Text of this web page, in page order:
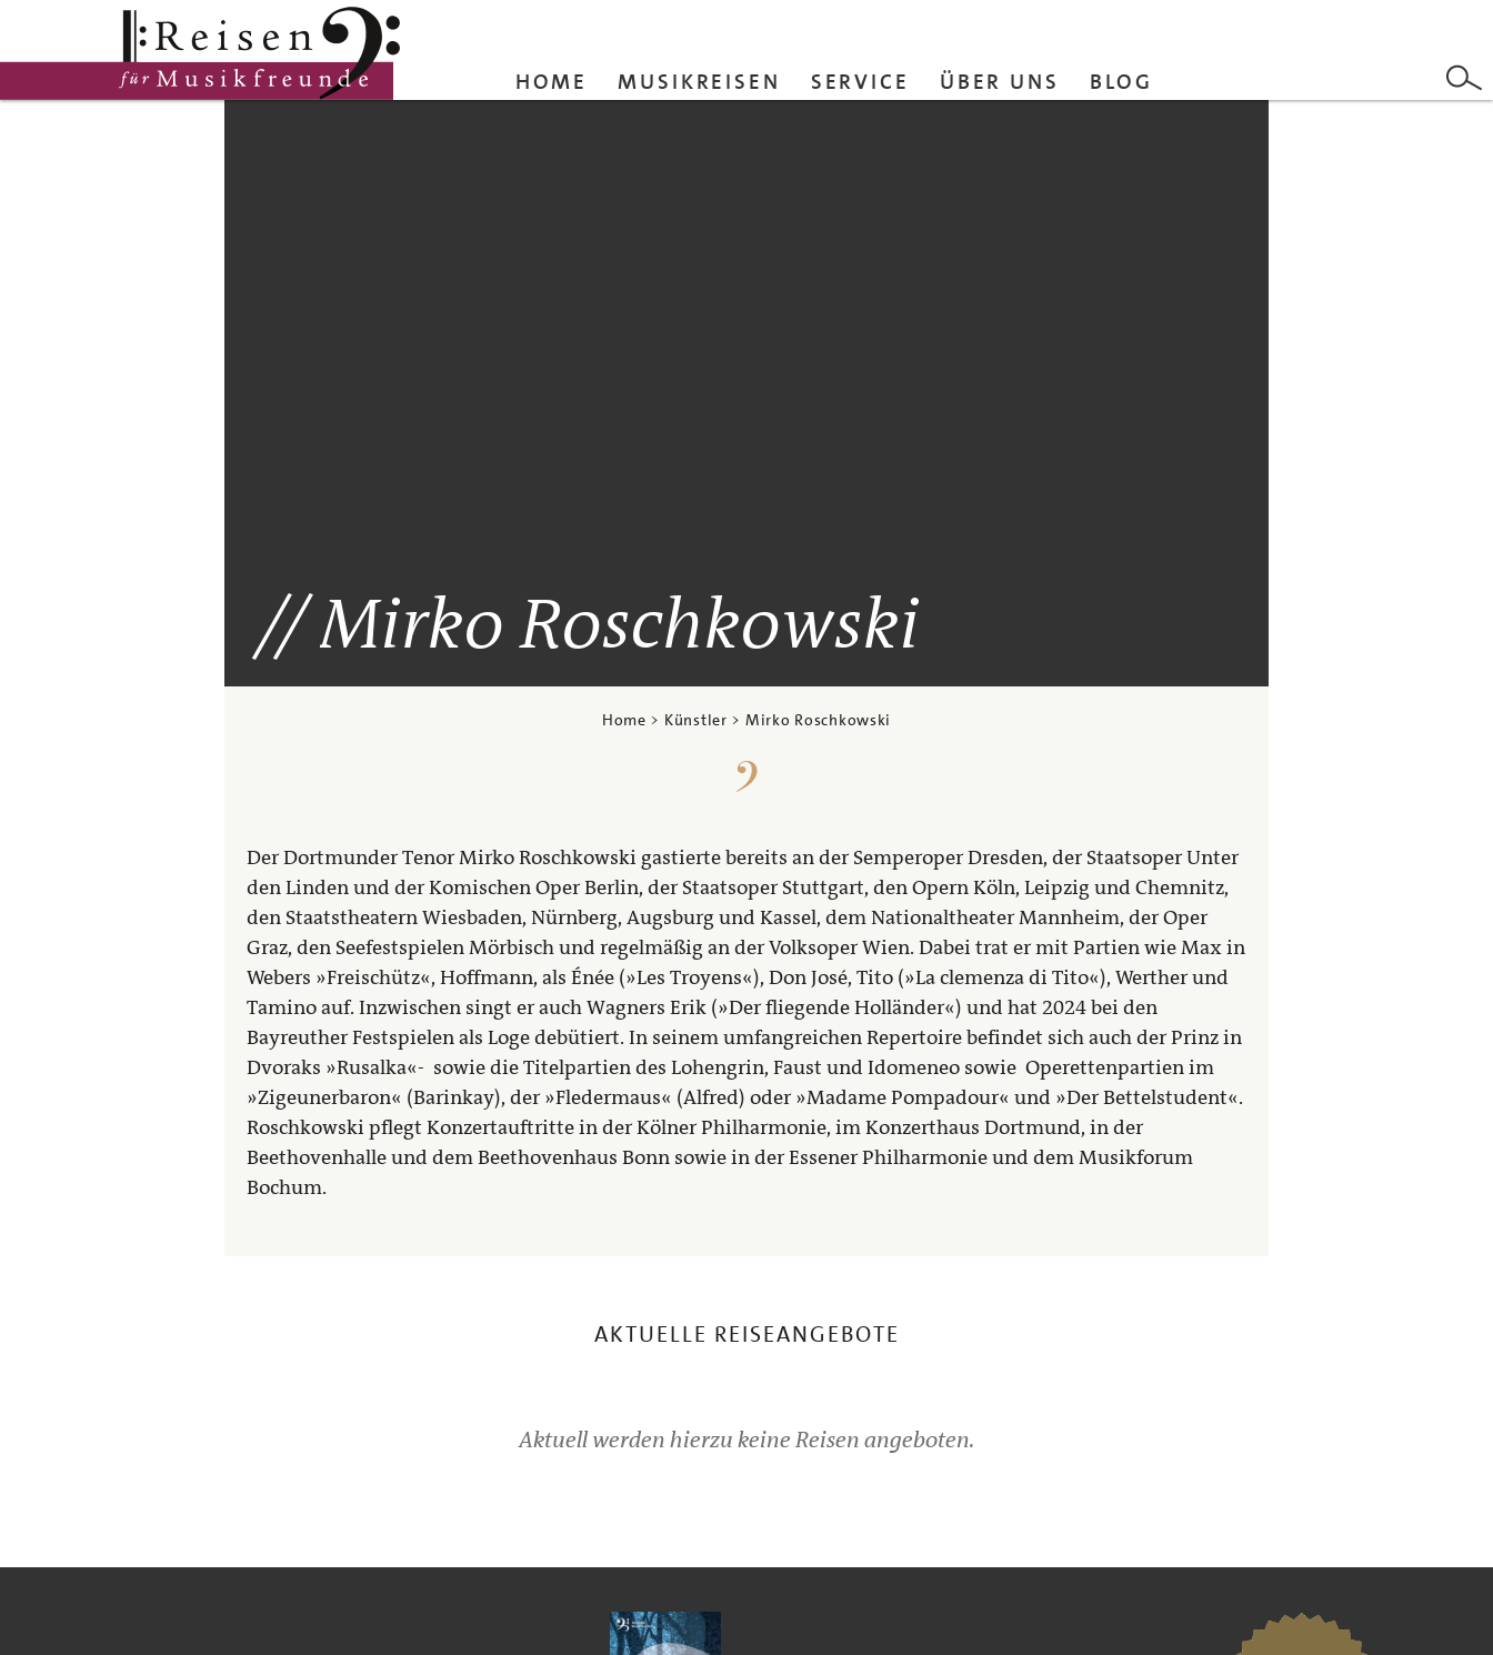
Fußzeile Cookie-Einstellungen
HOME MUSIKREISEN SERVICE ÜBER UNS BLOG
Mirko Roschkowski
Home > Künstler > Mirko Roschkowski
Der Dortmunder Tenor Mirko Roschkowski gastierte bereits an der Semperoper Dresden, der Staatsoper Unter
den Linden und der Komischen Oper Berlin, der Staatsoper Stuttgart, den Opern Köln, Leipzig und Chemnitz,
den Staatstheatern Wiesbaden, Nürnberg, Augsburg und Kassel, dem Nationaltheater Mannheim, der Oper
Graz, den Seefestspielen Mörbisch und regelmäßig an der Volksoper Wien. Dabei trat er mit Partien wie Max in
Webers »Freischütz«, Hoffmann, als Énée (»Les Troyens«), Don José, Tito (»La clemenza di Tito«), Werther und
Tamino auf. Inzwischen singt er auch Wagners Erik (»Der fliegende Holländer«) und hat 2024 bei den
Bayreuther Festspielen als Loge debütiert. In seinem umfangreichen Repertoire befindet sich auch der Prinz in
Dvoraks »Rusalka«- sowie die Titelpartien des Lohengrin, Faust und Idomeneo sowie Operettenpartien im
»Zigeunerbaron« (Barinkay), der »Fledermaus« (Alfred) oder »Madame Pompadour« und »Der Bettelstudent«.
Roschkowski pflegt Konzertauftritte in der Kölner Philharmonie, im Konzerthaus Dortmund, in der
Beethovenhalle und dem Beethovenhaus Bonn sowie in der Essener Philharmonie und dem Musikforum
Bochum.
AKTUELLE REISEANGEBOTE
Aktuell werden hierzu keine Reisen angeboten.